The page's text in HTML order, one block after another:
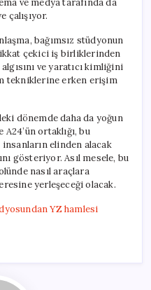
ve medya tarafında da
çalışıyor.
bağımsız stüdyonun
çekici iş birliklerinden
ve yaratıcı kimliğini
tekniklerine erken erişim
dönemde daha da yoğun
ortaklığı, bu
elinden alacak
gösteriyor. Asıl mesele, bu
nasıl araçlara
yerleşeceği olacak.
YZ hamlesi